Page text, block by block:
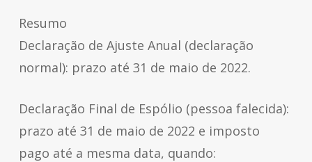
Resumo
Declaração de Ajuste Anual (declaração
normal): prazo até 31 de maio de 2022.
Declaração Final de Espólio (pessoa falecida):
prazo até 31 de maio de 2022 e imposto
pago até a mesma data, quando: